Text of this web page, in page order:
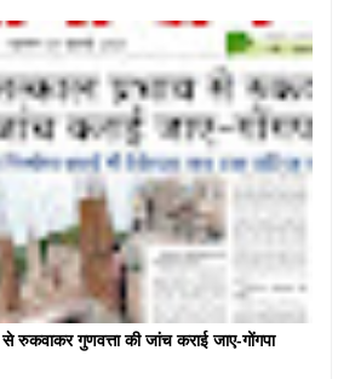
से रुकवाकर गुणवत्ता की जांच कराई जाए-गोंगपा